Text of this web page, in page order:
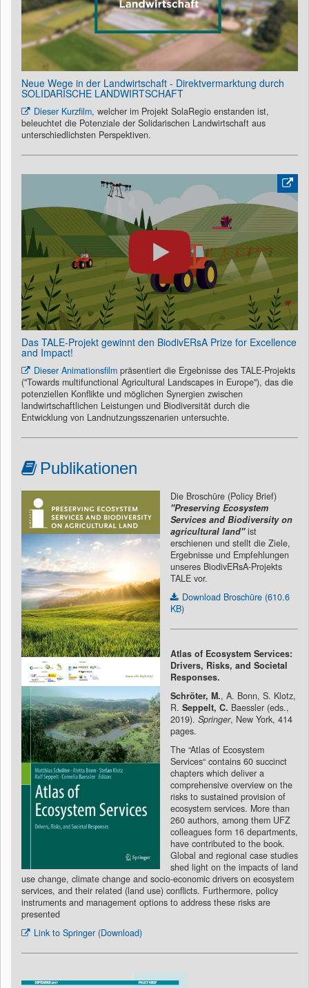
Neue Wege in der Landwirtschaft - Direktvermarktung durch
SOLIDARISCHE LANDWIRTSCHAFT
Dieser Kurzfilm, welcher im Projekt SolaRegio enstanden ist,
beleuchtet die Potenziale der Solidarischen Landwirtschaft aus
unterschiedlichsten Perspektiven.
Das TALE-Projekt gewinnt den BiodivERsA Prize for Excellence
and Impact!
Dieser Animationsfilm präsentiert die Ergebnisse des TALE-Projekts
("Towards multifunctional Agricultural Landscapes in Europe"), das die
potenziellen Konflikte und möglichen Synergien zwischen
landwirtschaftlichen Leistungen und Biodiversität durch die
Entwicklung von Landnutzungsszenarien untersuchte.
Publikationen
Die Broschüre (Policy Brief)
"Preserving Ecosystem
Services and Biodiversity on
agricultural land"ist
erschienen und stellt die Ziele,
Ergebnisse und Empfehlungen
unseres BiodivERsA-Projekts
TALE vor.
Download Broschüre (610.6
KB)
Atlas of Ecosystem Services:
Drivers, Risks, and Societal
Responses.
Schröter, M., A. Bonn, S. Klotz,
R. Seppelt, C. Baessler (eds.,
2019). Springer, New York, 414
pages.
The “Atlas of Ecosystem
Services“ contains 60 succinct
chapters which deliver a
comprehensive overview on the
risks to sustained provision of
ecosystem services. More than
260 authors, among them UFZ
colleagues form 16 departments,
have contributed to the book.
Global and regional case studies
shed light on the impacts of land
use change, climate change and socio-economic drivers on ecosystem
services, and their related (land use) conflicts. Furthermore, policy
instruments and management options to address these risks are
presented
Link to Springer (Download)